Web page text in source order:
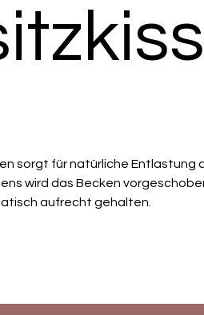
sorgt für natürliche Entlastung
wird das Becken
aufrecht gehalten.